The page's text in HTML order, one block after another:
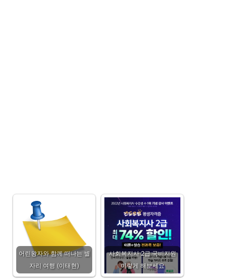
어린왕자와 함께 떠나는 별
자리 여행 (이태현)
사회복지사 2급 국비지원
이렇게 해보세요